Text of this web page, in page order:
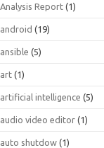
Analysis Report (1)
android (19)
ansible (5)
art (1)
artificial intelligence (5)
audio video editor (1)
auto shutdow (1)